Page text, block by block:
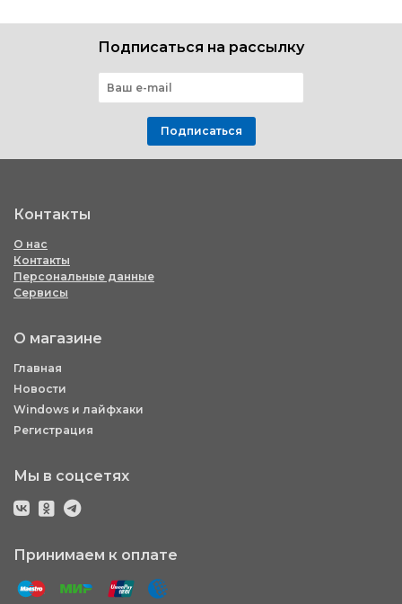
Подписаться на рассылку
Подписаться
Контакты
О нас
Контакты
Персональные данные
Сервисы
О магазине
Главная
Новости
Windows и лайфхаки
Регистрация
Мы в соцсетях
Принимаем к оплате